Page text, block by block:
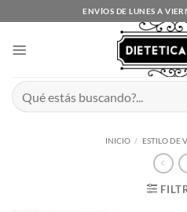
al
ENVÍOS DE LUNES A
Buscar
por:
INICIO / ESTILO DE